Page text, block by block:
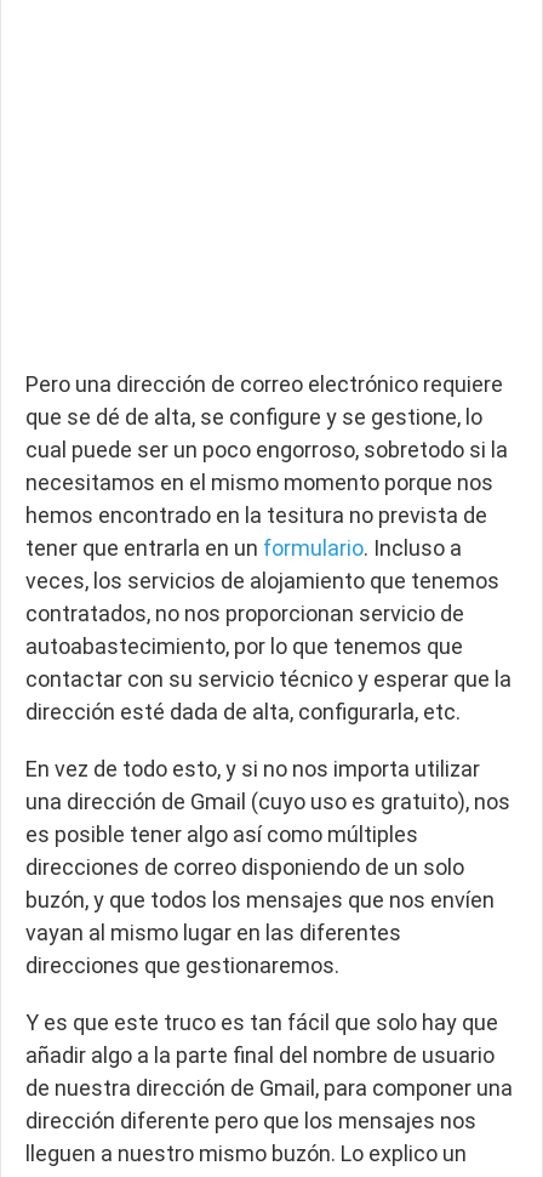
Pero una dirección de correo electrónico requiere
que se dé de alta, se configure y se gestione, lo
cual puede ser un poco engorroso, sobretodo si la
necesitamos en el mismo momento porque nos
hemos encontrado en la tesitura no prevista de
tener que entrarla en un formulario. Incluso a
veces, los servicios de alojamiento que tenemos
contratados, no nos proporcionan servicio de
autoabastecimiento, por lo que tenemos que
contactar con su servicio técnico y esperar que la
dirección esté dada de alta, configurarla, etc.
En vez de todo esto, y si no nos importa utilizar
una dirección de Gmail (cuyo uso es gratuito), nos
es posible tener algo así como múltiples
direcciones de correo disponiendo de un solo
buzón, y que todos los mensajes que nos envíen
vayan al mismo lugar en las diferentes
direcciones que gestionaremos.
Y es que este truco es tan fácil que solo hay que
añadir algo a la parte final del nombre de usuario
de nuestra dirección de Gmail, para componer una
dirección diferente pero que los mensajes nos
lleguen a nuestro mismo buzón. Lo explico un